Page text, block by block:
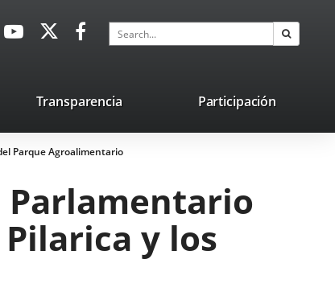
Link
Link
application.
application.
Search
Transparencia Participación
Parque Agroalimentario
Parlamentario
y los